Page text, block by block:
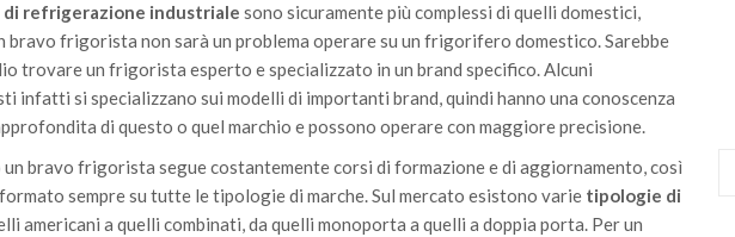
di refrigerazione industriale sono sicuramente più complessi di quelli domestici,
bravo frigorista non sarà un problema operare su un frigorifero domestico. Sarebbe
trovare un frigorista esperto e specializzato in un brand specifico. Alcuni
infatti si specializzano sui modelli di importanti brand, quindi hanno una conoscenza
di questo o quel marchio e possono operare con maggiore precisione.
un bravo frigorista segue costantemente corsi di formazione e di aggiornamento, così
sempre su tutte le tipologie di marche. Sul mercato esistono varie tipologie di
americani a quelli combinati, da quelli monoporta a quelli a doppia porta. Per un